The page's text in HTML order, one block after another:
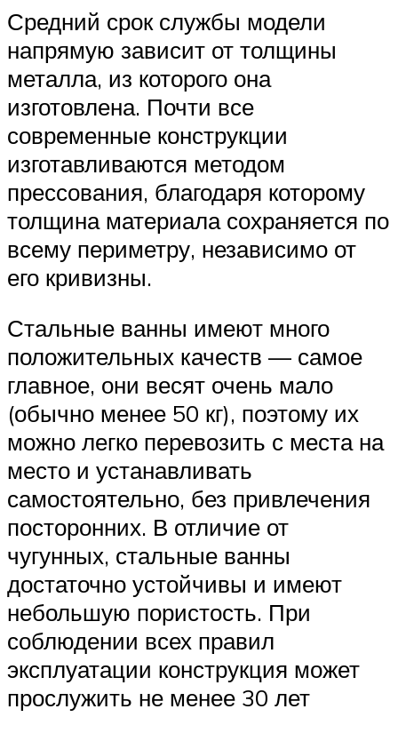
Средний срок службы модели
напрямую зависит от толщины
металла, из которого она
изготовлена. Почти все
современные конструкции
изготавливаются методом
прессования, благодаря которому
толщина материала сохраняется по
всему периметру, независимо от
его кривизны.
Стальные ванны имеют много
положительных качеств — самое
главное, они весят очень мало
(обычно менее 50 кг), поэтому их
можно легко перевозить с места на
место и устанавливать
самостоятельно, без привлечения
посторонних. В отличие от
чугунных, стальные ванны
достаточно устойчивы и имеют
небольшую пористость. При
соблюдении всех правил
эксплуатации конструкция может
прослужить не менее 30 лет